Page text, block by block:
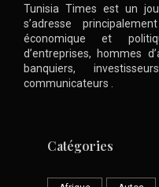
Tunisia Times est un
s’adresse
économique et
d’entreprises, hommes
banquiers,
communicateurs .
Catégories